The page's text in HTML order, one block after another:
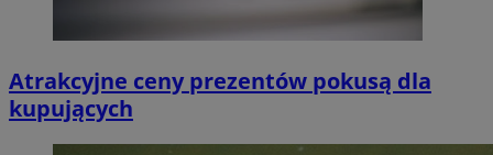
Atrakcyjne ceny prezentów pokusą dla
kupujących